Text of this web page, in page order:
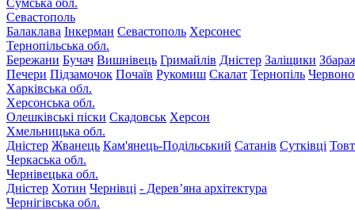
Сумська обл.
Севастополь
Балаклава Інкерман Севастополь Херсонес
Тернопільська обл.
Бережани Бучач Вишнівець Гримайлів Дністер Заліщики
Печери Підзамочок Почаїв Рукомиш Скалат Тернопіль
Харківська обл.
Херсонська обл.
Олешківські піски Скадовськ Херсон
Хмельницька обл.
Дністер Жванець Кам'янець-Подільський Сатанів Сутківці
Черкаська обл.
Чернівецька обл.
Дністер Хотин Чернівці - Дерев’яна архітектура
Чернігівська обл.